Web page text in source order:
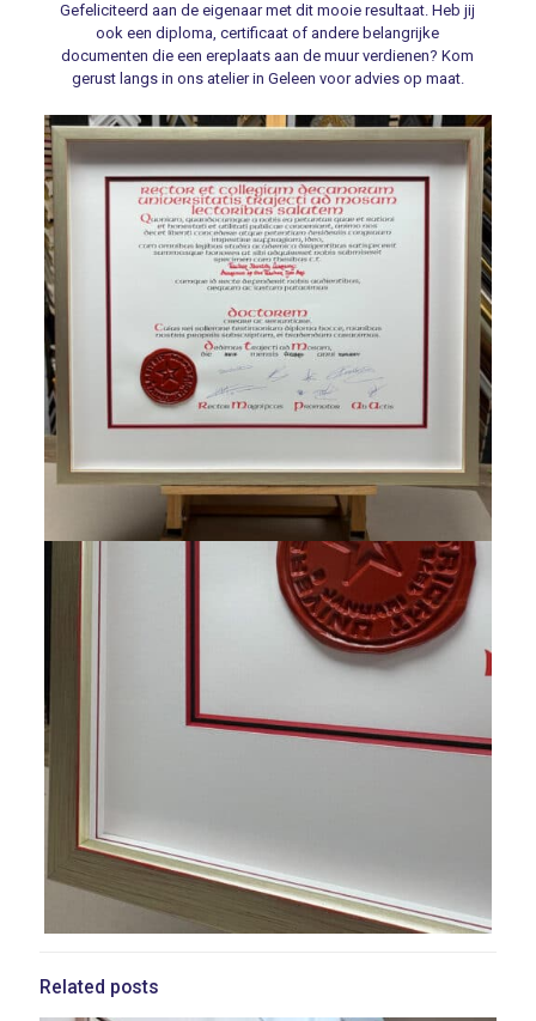
Gefeliciteerd aan de eigenaar met dit mooie resultaat. Heb jij
ook een diploma, certificaat of andere belangrijke
documenten die een ereplaats aan de muur verdienen? Kom
gerust langs in ons atelier in Geleen voor advies op maat.
Related posts